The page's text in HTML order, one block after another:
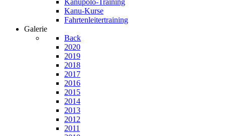
Kanupolo-Training
Kanu-Kurse
Fahrtenleitertraining
Galerie
Back
2020
2019
2018
2017
2016
2015
2014
2013
2012
2011